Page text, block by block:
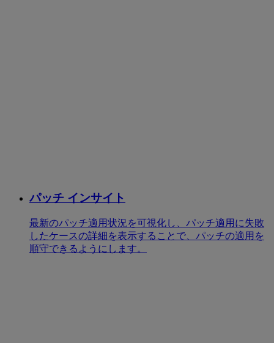
パッチ インサイト
最新のパッチ適用状況を可視化し、パッチ適用に失敗
したケースの詳細を表示することで、パッチの適用を
順守できるようにします。